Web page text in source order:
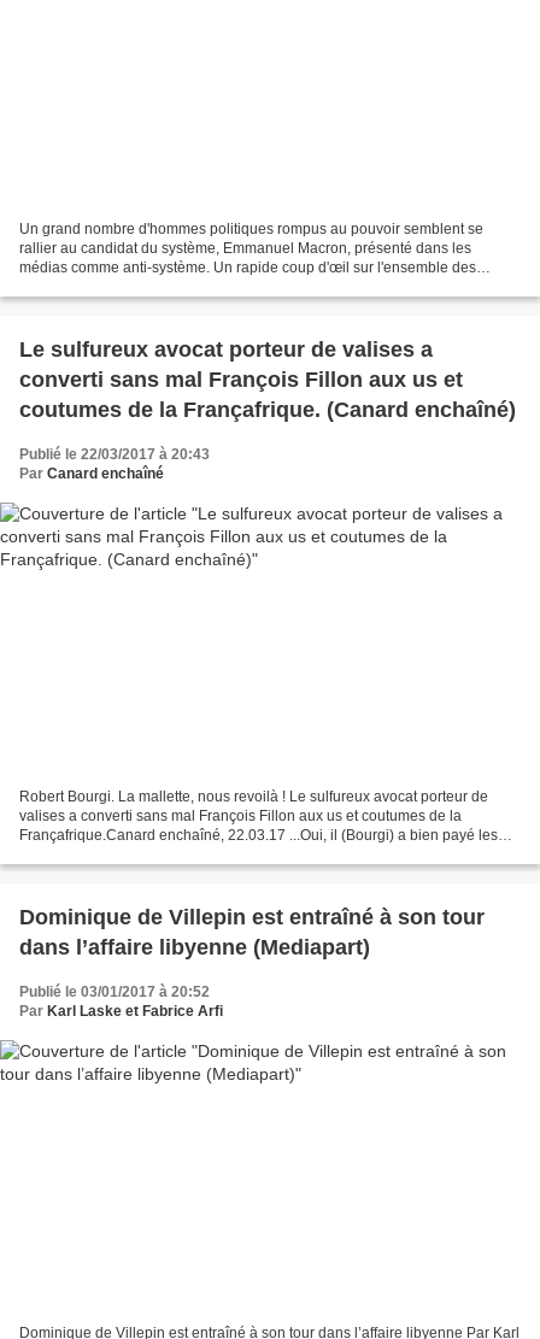
Un grand nombre d'hommes politiques rompus au pouvoir semblent se
rallier au candidat du système, Emmanuel Macron, présenté dans les
médias comme anti-système. Un rapide coup d'œil sur l'ensemble des
Le sulfureux avocat porteur de valises a
converti sans mal François Fillon aux us et
coutumes de la Françafrique. (Canard enchaîné)
Publié le 22/03/2017 à 20:43
Par Canard enchaîné
Robert Bourgi. La mallette, nous revoilà ! Le sulfureux avocat porteur de
valises a converti sans mal François Fillon aux us et coutumes de la
Françafrique.Canard enchaîné, 22.03.17 ...Oui, il (Bourgi) a bien payé les
Dominique de Villepin est entraîné à son tour
dans l’affaire libyenne (Mediapart)
Publié le 03/01/2017 à 20:52
Par Karl Laske et Fabrice Arfi
Dominique de Villepin est entraîné à son tour dans l’affaire libyenne Par Karl